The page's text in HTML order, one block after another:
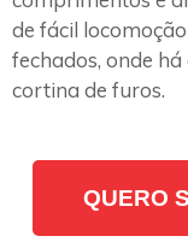
de fácil
fechados, onde
cortina de furos.
QUERO